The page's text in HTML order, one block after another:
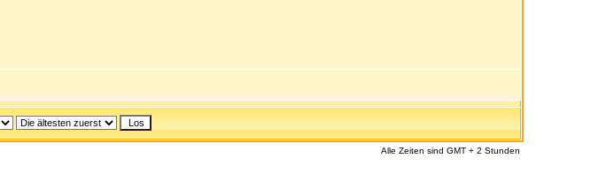
Alle Zeiten sind GMT + 2 Stunden